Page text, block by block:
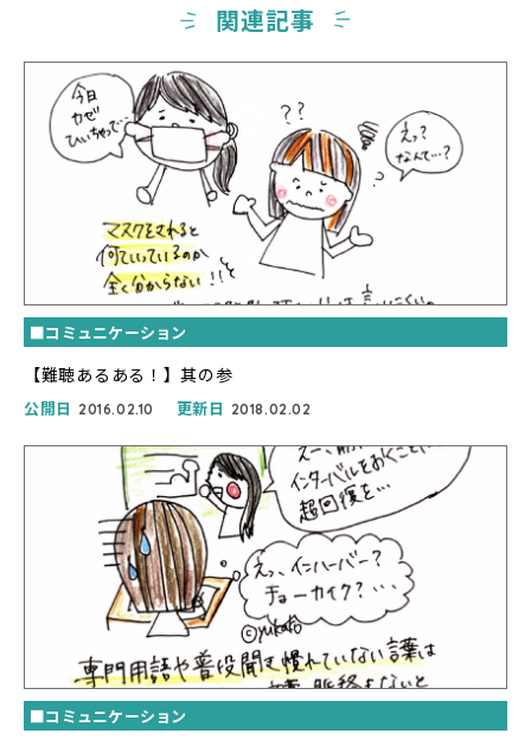
関連記事
■コミュニケーション
【難聴あるある！】其の参
公開日 2016.02.10 更新日 2018.02.02
■コミュニケーション